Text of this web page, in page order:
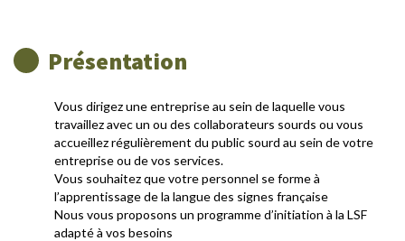
Présentation
Vous dirigez une entreprise au sein de laquelle vous
travaillez avec un ou des collaborateurs sourds ou vous
accueillez régulièrement du public sourd au sein de votre
entreprise ou de vos services.
Vous souhaitez que votre personnel se forme à
l’apprentissage de la langue des signes française
Nous vous proposons un programme d’initiation à la LSF
adapté à vos besoins